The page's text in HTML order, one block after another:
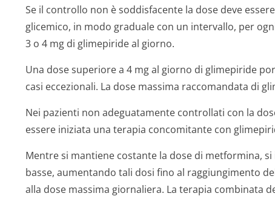
Se il controllo non è soddisfacente la dose deve
glicemico, in modo graduale con un intervallo, per
3 o 4 mg di glimepiride al giorno.
Una dose superiore a 4 mg al giorno di glimepiride
casi eccezionali. La dose massima raccomandata di
Nei pazienti non adeguatamente controllati con la
essere iniziata una terapia concomitante con
Mentre si mantiene costante la dose di metformina,
basse, aumentando tali dosi fino al raggiungimento
alla dose massima giornaliera. La terapia combinata